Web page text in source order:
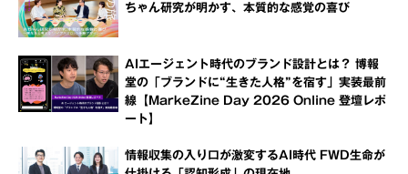
ちゃん研究が明かす、本質的な感覚の喜び
AIエージェント時代のブランド設計とは？ 博報
堂の「ブランドに“生きた人格”を宿す」実装最前
線【MarkeZine Day 2026 Online 登壇レポ
ート】
情報収集の入り口が激変するAI時代 FWD生命が